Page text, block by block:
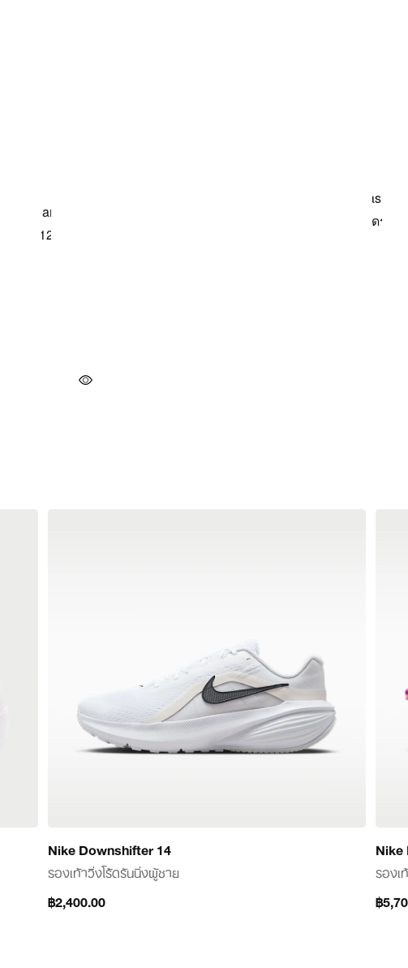
Nike Downshifter 14
รองเท้าวิ่งโร้ดรันนิ่งผู้ชาย
฿2,400.00
฿2,400.00
รองเ
฿
฿